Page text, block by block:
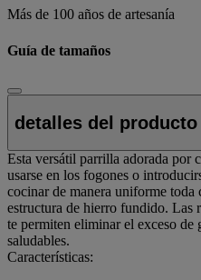
Más de 100 años de artesanía
Guía de tamaños
detalles del producto
Esta versátil parrilla adorada por
usarse en los fogones o
cocinar de manera uniforme toda
estructura de hierro fundido. Las
te permiten eliminar el exceso de
saludables.
Características: